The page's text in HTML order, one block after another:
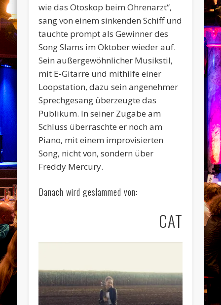
wie das Otoskop beim Ohrenarzt“,
sang von einem sinkenden Schiff und
tauchte prompt als Gewinner des
Song Slams im Oktober wieder auf.
Sein außergewöhnlicher Musikstil,
mit E-Gitarre und mithilfe einer
Loopstation, dazu sein angenehmer
Sprechgesang überzeugte das
Publikum. In seiner Zugabe am
Schluss überraschte er noch am
Piano, mit einem improvisierten
Song, nicht von, sondern über
Freddy Mercury.
Danach wird geslammed von:
CAT